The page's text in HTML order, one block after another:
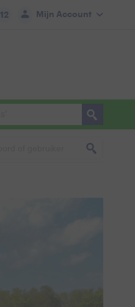
Mijn Account
12